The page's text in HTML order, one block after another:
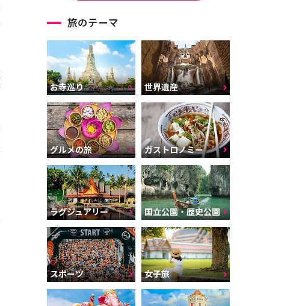
旅のテーマ
お寺巡り 世界遺産
グルメの旅 ガストロノミー
ラグジュアリー 国立公園・歴史公園
スポーツ 女子旅